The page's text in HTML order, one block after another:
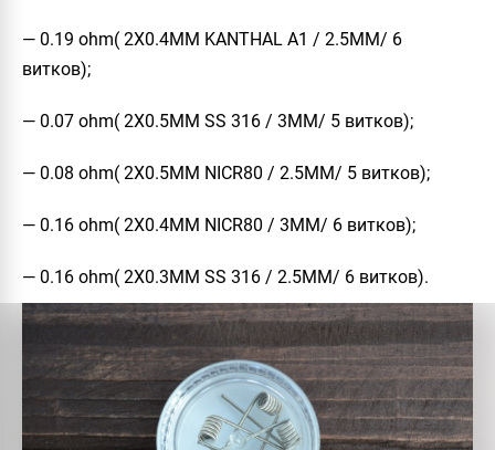
— 0.19 ohm( 2Х0.4ММ KANTHAL A1 / 2.5ММ/ 6
витков);
— 0.07 ohm( 2Х0.5ММ SS 316 / 3ММ/ 5 витков);
— 0.08 ohm( 2Х0.5ММ NICR80 / 2.5ММ/ 5 витков);
— 0.16 ohm( 2Х0.4ММ NICR80 / 3ММ/ 6 витков);
— 0.16 ohm( 2Х0.3ММ SS 316 / 2.5ММ/ 6 витков).